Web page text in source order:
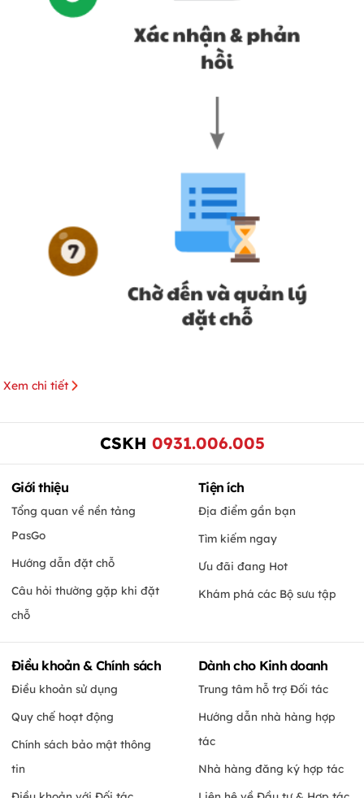
Xem chi tiết
CSKH 0931.006.005
Giới thiệu
Tổng quan về nền tảng
PasGo
Hướng dẫn đặt chỗ
Câu hỏi thường gặp khi đặt
chỗ
Tiện ích
Địa điểm gần bạn
Tìm kiếm ngay
Ưu đãi đang Hot
Khám phá các Bộ sưu tập
Điều khoản & Chính sách
Điều khoản sử dụng
Quy chế hoạt động
Chính sách bảo mật thông
tin
Dành cho Kinh doanh
Trung tâm hỗ trợ Đối tác
Hướng dẫn nhà hàng hợp
tác
Nhà hàng đăng ký hợp tác